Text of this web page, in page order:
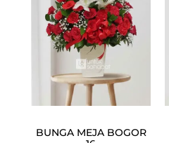
BUNGA MEJA BOGOR